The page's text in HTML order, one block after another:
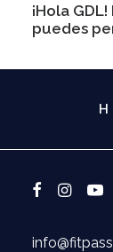
¡Hola
puedes